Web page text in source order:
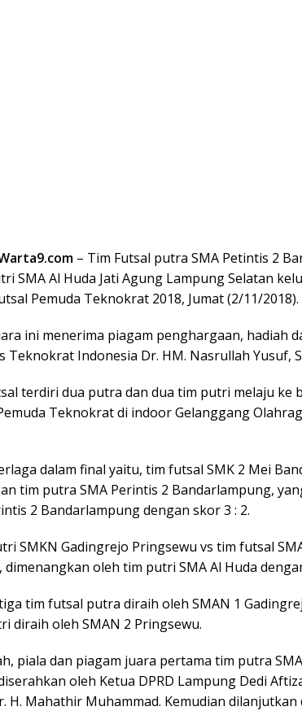
– Tim Futsal putra SMA Petintis 2
SMA Al Huda Jati Agung Lampung Selatan
Pemuda Teknokrat 2018, Jumat (2/11/2018).
ini menerima piagam penghargaan, hadiah
Teknokrat Indonesia Dr. HM. Nasrullah Yusuf,
terdiri dua putra dan dua tim putri melaju ke
Teknokrat di indoor Gelanggang
dalam final yaitu, tim futsal SMK 2 Mei
tim putra SMA Perintis 2 Bandarlampung,
2 Bandarlampung dengan skor 3 : 2.
SMKN Gadingrejo Pringsewu vs tim futsal
dimenangkan oleh tim putri SMA Al Huda
tim futsal putra diraih oleh SMAN 1
diraih oleh SMAN 2 Pringsewu.
piala dan piagam juara pertama tim putra
oleh Ketua DPRD Lampung Dedi
H. Mahathir Muhammad. Kemudian dilanjutkan